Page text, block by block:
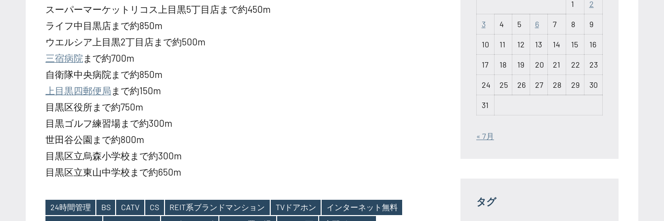
スーパーマーケットリコス上目黒5丁目店まで約450m
ライフ中目黒店まで約850m
ウエルシア上目黒2丁目店まで約500m
三宿病院まで約700m
自衛隊中央病院まで約850m
上目黒四郵便局 まで約150m
目黒区役所まで約750m
目黒ゴルフ練習場まで約300m
世田谷公園まで約800m
目黒区立烏森小学校まで約300m
目黒区立東山中学校まで約650m
24時間管理 BS CATV CS REIT系ブランドマンション TVドアホン
インターネット無料
1 2
3 4 5 6 7 8 9
10 11 12 13 14 15 16
17 18 19 20 21 22 23
24 25 26 27 28 29 30
31
« 7月
タグ